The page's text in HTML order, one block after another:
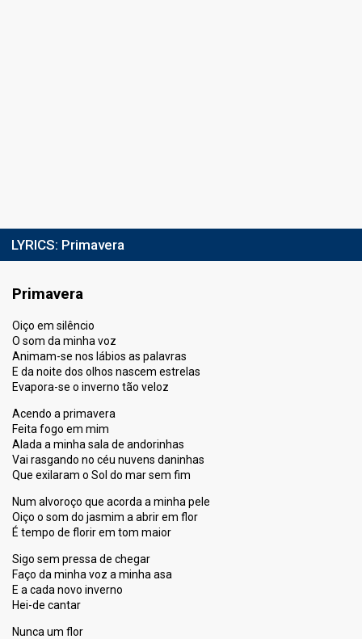
LYRICS: Primavera
Primavera
Oiço em silêncio
O som da minha voz
Animam-se nos lábios as palavras
E da noite dos olhos nascem estrelas
Evapora-se o inverno tão veloz
Acendo a primavera
Feita fogo em mim
Alada a minha sala de andorinhas
Vai rasgando no céu nuvens daninhas
Que exilaram o Sol do mar sem fim
Num alvoroço que acorda a minha pele
Oiço o som do jasmim a abrir em flor
É tempo de florir em tom maior
Sigo sem pressa de chegar
Faço da minha voz a minha asa
E a cada novo inverno
Hei-de cantar
Nunca um flor